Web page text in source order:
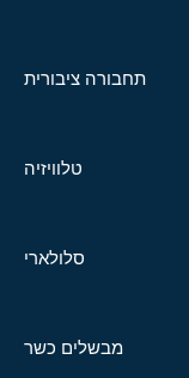
תחבורה ציבורית
טלוויזיה
סלולארי
מבשלים כשר